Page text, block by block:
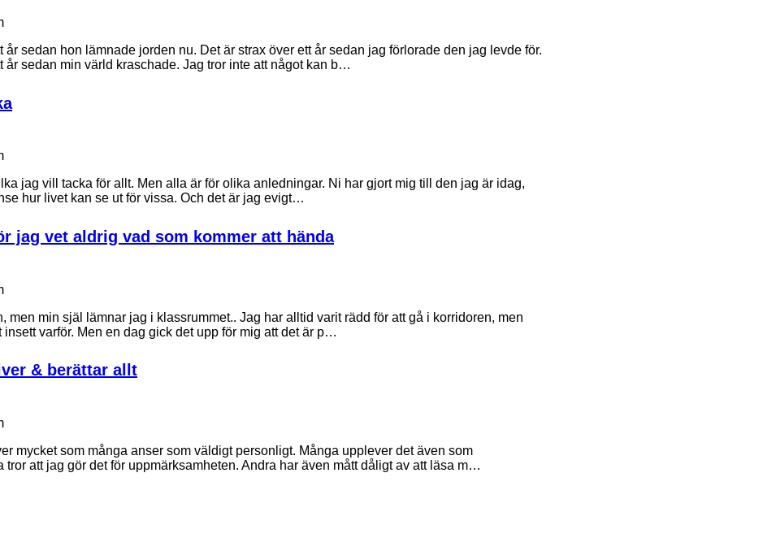
år sedan hon lämnade jorden nu. Det är strax över ett år sedan jag förlorade den jag levde för.
år sedan min värld kraschade. Jag tror inte att något kan b…
jag vill tacka för allt. Men alla är för olika anledningar. Ni har gjort mig till den jag är idag,
hur livet kan se ut för vissa. Och det är jag evigt…
jag vet aldrig vad som kommer att hända
men min själ lämnar jag i klassrummet.. Jag har alltid varit rädd för att gå i korridoren, men
insett varför. Men en dag gick det upp för mig att det är p…
& berättar allt
mycket som många anser som väldigt personligt. Många upplever det även som
tror att jag gör det för uppmärksamheten. Andra har även mått dåligt av att läsa m…